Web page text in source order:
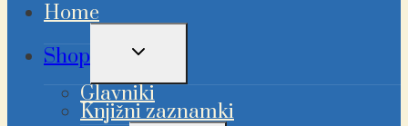
Home
Shop
PREKLAPLJANJE
MENIJA
Glavniki
Knjižni zaznamki